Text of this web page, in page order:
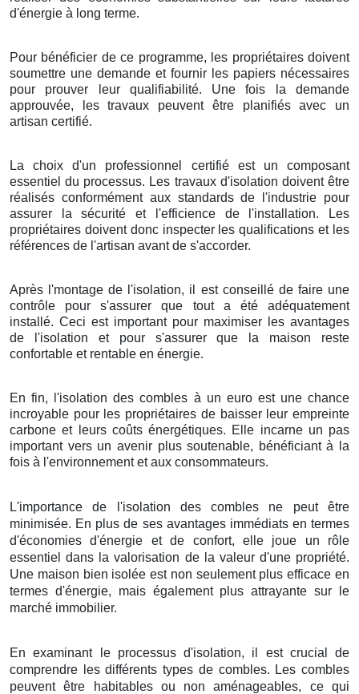
d'énergie à long terme.
Pour bénéficier de ce programme, les propriétaires doivent
soumettre une demande et fournir les papiers nécessaires
pour prouver leur qualifiabilité. Une fois la demande
approuvée, les travaux peuvent être planifiés avec un
artisan certifié.
La choix d'un professionnel certifié est un composant
essentiel du processus. Les travaux d'isolation doivent être
réalisés conformément aux standards de l'industrie pour
assurer la sécurité et l'efficience de l'installation. Les
propriétaires doivent donc inspecter les qualifications et les
références de l'artisan avant de s'accorder.
Après l'montage de l'isolation, il est conseillé de faire une
contrôle pour s'assurer que tout a été adéquatement
installé. Ceci est important pour maximiser les avantages
de l'isolation et pour s'assurer que la maison reste
confortable et rentable en énergie.
En fin, l'isolation des combles à un euro est une chance
incroyable pour les propriétaires de baisser leur empreinte
carbone et leurs coûts énergétiques. Elle incarne un pas
important vers un avenir plus soutenable, bénéficiant à la
fois à l'environnement et aux consommateurs.
L'importance de l'isolation des combles ne peut être
minimisée. En plus de ses avantages immédiats en termes
d'économies d'énergie et de confort, elle joue un rôle
essentiel dans la valorisation de la valeur d'une propriété.
Une maison bien isolée est non seulement plus efficace en
termes d'énergie, mais également plus attrayante sur le
marché immobilier.
En examinant le processus d'isolation, il est crucial de
comprendre les différents types de combles. Les combles
peuvent être habitables ou non aménageables, ce qui